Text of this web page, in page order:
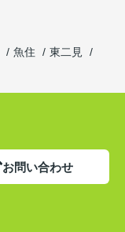
魚住
東二見
お問い合わせ